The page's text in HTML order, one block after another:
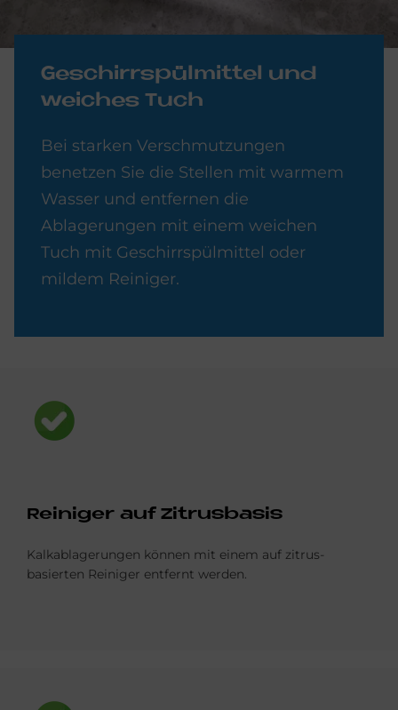
Ge­schirr­spül­mit­tel und
wei­ches Tuch
Bei starken Verschmutzungen
benetzen Sie die Stellen mit warmem
Wasser und entfernen die
Ablagerungen mit einem weichen
Tuch mit Geschirrspülmittel oder
mildem Reiniger.
Bild
Rei­ni­ger auf Zi­trus­ba­sis
Kalkablagerungen können mit einem auf zitrus-
basierten Reiniger entfernt werden.
Bild